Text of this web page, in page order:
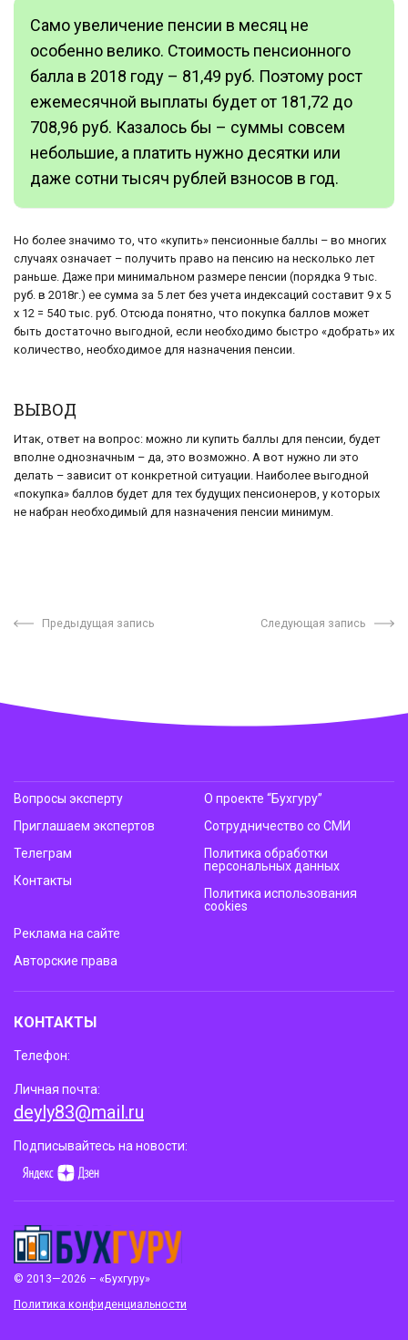
Само увеличение пенсии в месяц не
особенно велико. Стоимость пенсионного
балла в 2018 году – 81,49 руб. Поэтому рост
ежемесячной выплаты будет от 181,72 до
708,96 руб. Казалось бы – суммы совсем
небольшие, а платить нужно десятки или
даже сотни тысяч рублей взносов в год.
Но более значимо то, что «купить» пенсионные баллы – во многих
случаях означает – получить право на пенсию на несколько лет
раньше. Даже при минимальном размере пенсии (порядка 9 тыс.
руб. в 2018г.) ее сумма за 5 лет без учета индексаций составит 9 х 5
х 12 = 540 тыс. руб. Отсюда понятно, что покупка баллов может
быть достаточно выгодной, если необходимо быстро «добрать» их
количество, необходимое для назначения пенсии.
ВЫВОД
Итак, ответ на вопрос: можно ли купить баллы для пенсии, будет
вполне однозначным – да, это возможно. А вот нужно ли это
делать – зависит от конкретной ситуации. Наиболее выгодной
«покупка» баллов будет для тех будущих пенсионеров, у которых
не набран необходимый для назначения пенсии минимум.
Предыдущая запись Следующая запись
© 2013—2026 – «Бухгуру»
Политика конфиденциальности
Вопросы эксперту
Приглашаем экспертов
Телеграм
Контакты
О проекте “Бухгуру”
Сотрудничество со СМИ
Политика обработки
персональных данных
Политика использования
cookies
Реклама на сайте
Авторские права
КОНТАКТЫ
Телефон:
Личная почта:
deyly83@mail.ru
Подписывайтесь на новости: